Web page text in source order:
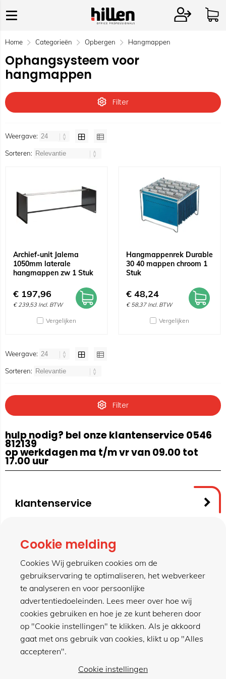
Home Categorieën Opbergen Hangmappen
Ophangsysteem voor
hangmappen
Filter
Weergave:
Sorteren:
Archief-unit Jalema
1050mm laterale
hangmappen zw 1 Stuk
€ 197,96
€ 239,53 Incl. BTW
Vergelijken
Hangmappenrek Durable
30 40 mappen chroom 1
Stuk
€ 48,24
€ 58,37 Incl. BTW
Vergelijken
Weergave:
Sorteren:
Filter
hulp nodig? bel onze klantenservice 0546
812139
op werkdagen ma t/m vr van 09.00 tot
17.00 uur
klantenservice
contact
meer van hillen
winkel
Cookie melding
Cookies Wij gebruiken cookies om de
gebruikservaring te optimaliseren, het webverkeer
te analyseren en voor persoonlijke
advertentiedoeleinden. Lees meer over hoe wij
cookies gebruiken en hoe je ze kunt beheren door
op "Cookie instellingen" te klikken. Als je akkoord
gaat met ons gebruik van cookies, klikt u op "Alles
accepteren".
Cookie instellingen